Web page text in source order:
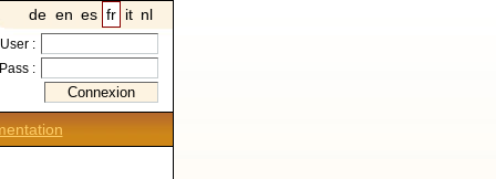
de en es fr it nl
User :
Pass :